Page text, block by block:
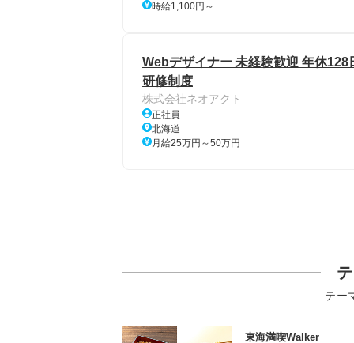
時給1,100円～
Webデザイナー 未経験歓迎 年休
研修制度
株式会社ネオアクト
正社員
北海道
月給25万円～50万円
テー
東海満喫Walker